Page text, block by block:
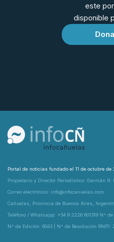
este
disponible
Portal de noticias fundado el 11 de octubre de
Propietario y Director Periodístico: Germán R.
Correo electrónico: info@infocanuelas.com
Cañuelas, Provincia de Buenos Aires,
Teléfono / Whatsapp: +54 9 2226 601319 N°
N° de Edición: 6043 | N° de Resolución RNPI: